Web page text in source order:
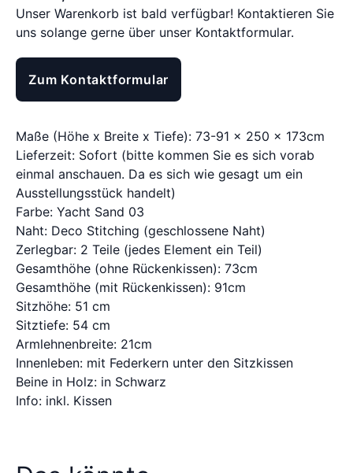
Unser Warenkorb ist bald verfügbar! Kontaktieren Sie
uns solange gerne über unser Kontaktformular.
Zum Kontaktformular
Maße (Höhe x Breite x Tiefe): 73-91 x 250 x 173cm
Lieferzeit: Sofort (bitte kommen Sie es sich vorab
einmal anschauen. Da es sich wie gesagt um ein
Ausstellungsstück handelt)
Farbe: Yacht Sand 03
Naht: Deco Stitching (geschlossene Naht)
Zerlegbar: 2 Teile (jedes Element ein Teil)
Gesamthöhe (ohne Rückenkissen): 73cm
Gesamthöhe (mit Rückenkissen): 91cm
Sitzhöhe: 51 cm
Sitztiefe: 54 cm
Armlehnenbreite: 21cm
Innenleben: mit Federkern unter den Sitzkissen
Beine in Holz: in Schwarz
Info: inkl. Kissen